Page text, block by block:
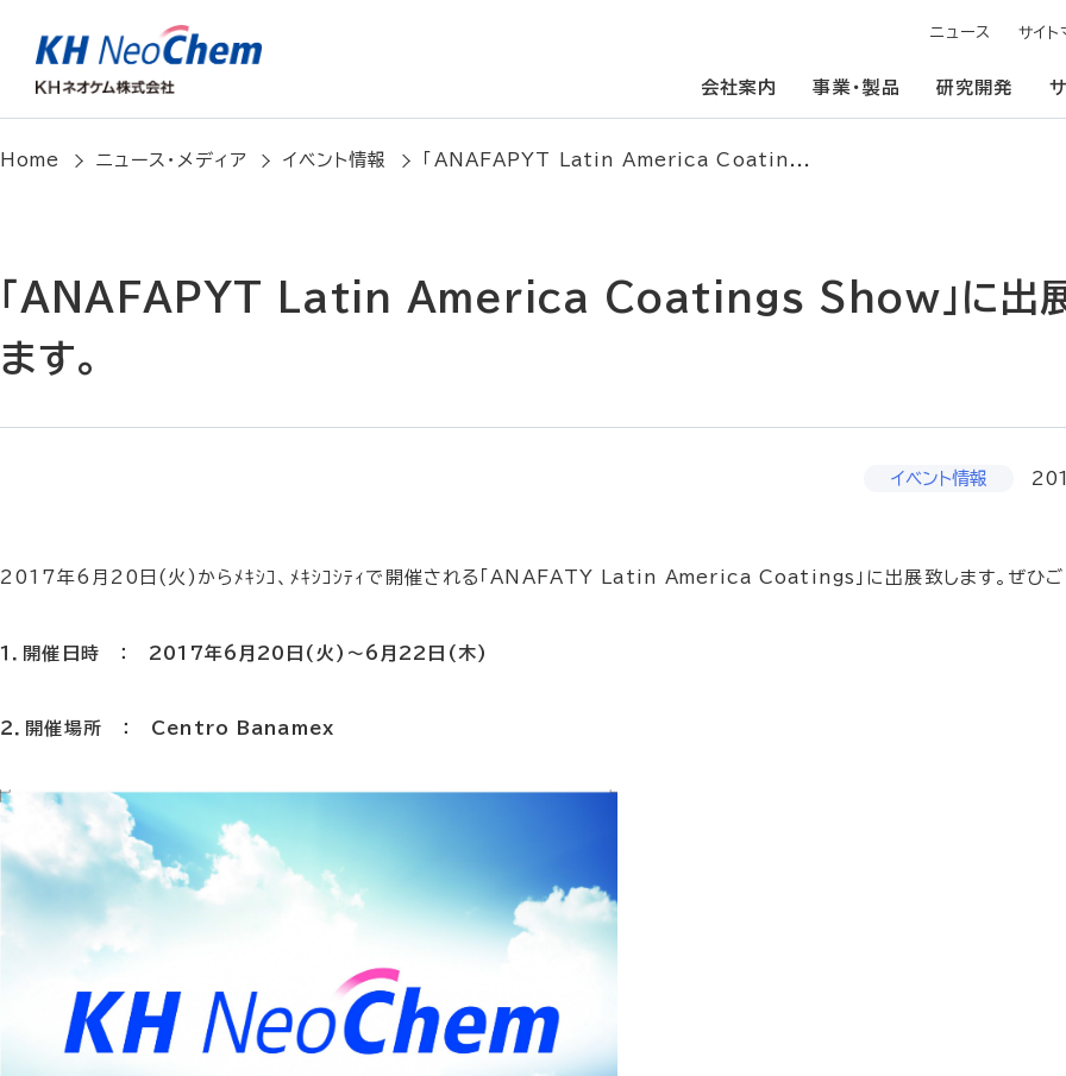
会社案内 事業・製品 研究開発
ニュース サイト
Home ニュース・メディア イベント情報 「ANAFAPYT Latin America Coatin...
「ANAFAPYT Latin America Coatings Show」に出
ます。
イベント情報
2017年6月20日(火)からﾒｷｼｺ、ﾒｷｼｺｼﾃｨで開催される「ANAFATY Latin America Coatings」に出展致します。ぜひご
１．開催日時 ： 2017年6月20日(火)～6月22日(木)
２．開催場所 ： Centro Banamex